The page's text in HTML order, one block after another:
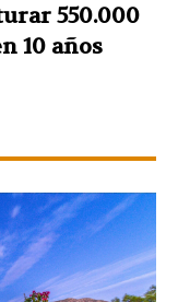
550.000
10 años